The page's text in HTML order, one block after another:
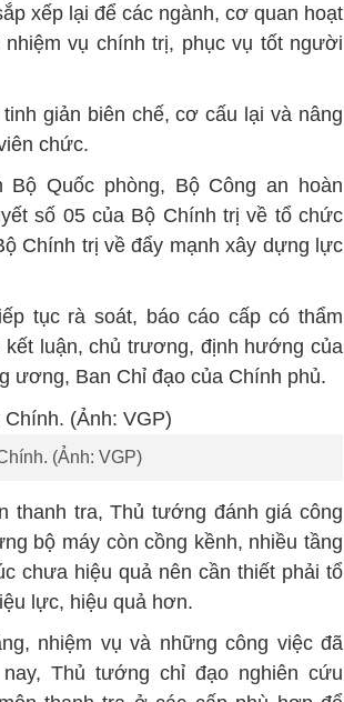
xếp lại để các ngành, cơ quan hoạt
vụ chính trị, phục vụ tốt người
giản biên chế, cơ cấu lại và nâng
chức.
Quốc phòng, Bộ Công an hoàn
số 05 của Bộ Chính trị về tổ chức
Chính trị về đẩy mạnh xây dựng lực
tục rà soát, báo cáo cấp có thẩm
luận, chủ trương, định hướng của
ương, Ban Chỉ đạo của Chính phủ.
(Ảnh: VGP)
thanh tra, Thủ tướng đánh giá công
bộ máy còn cồng kềnh, nhiều tầng
chưa hiệu quả nên cần thiết phải tổ
lực, hiệu quả hơn.
nhiệm vụ và những công việc đã
Thủ tướng chỉ đạo nghiên cứu